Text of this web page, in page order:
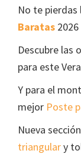
No te
Baratas 2026
Descubre las
para este
Y para el
mejor Poste
Nueva
triangulary